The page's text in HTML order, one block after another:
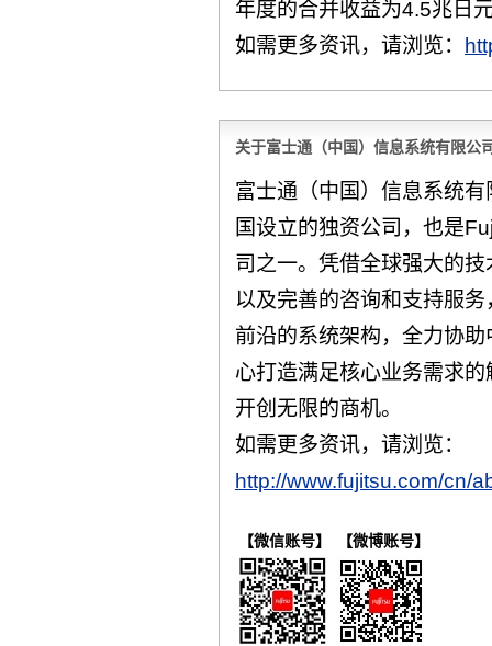
年度的合并收益为4.5兆日
如需更多资讯，请浏览：
关于富士通（中国）信息系统有限公
富士通（中国）信息系统
国设立的独资公司，也是
司之一。凭借全球强大的
以及完善的咨询和支持服
前沿的系统架构，全力协
心打造满足核心业务需求
开创无限的商机。
如需更多资讯，请浏览：
http://www.fujitsu.com/cn/
【微信账号】 【微博账号】